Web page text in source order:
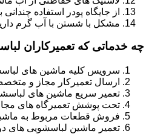
از جایگاه پودر استفاده
مشکل با شستن با آب گرم
چه خدماتی که تعمیرکاران
سرویس کلیه ماشین های
ارسال تعمیرکار مجاز و
تعمیر سریع ماشین های
تحت پوشش تعمیرگاه های
فروش قطعات مربوط به
تعمیر ماشین لباسشویی های